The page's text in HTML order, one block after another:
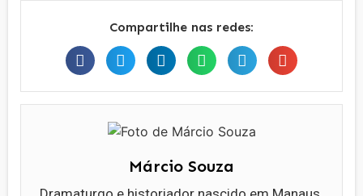
Compartilhe nas redes:
Márcio Souza